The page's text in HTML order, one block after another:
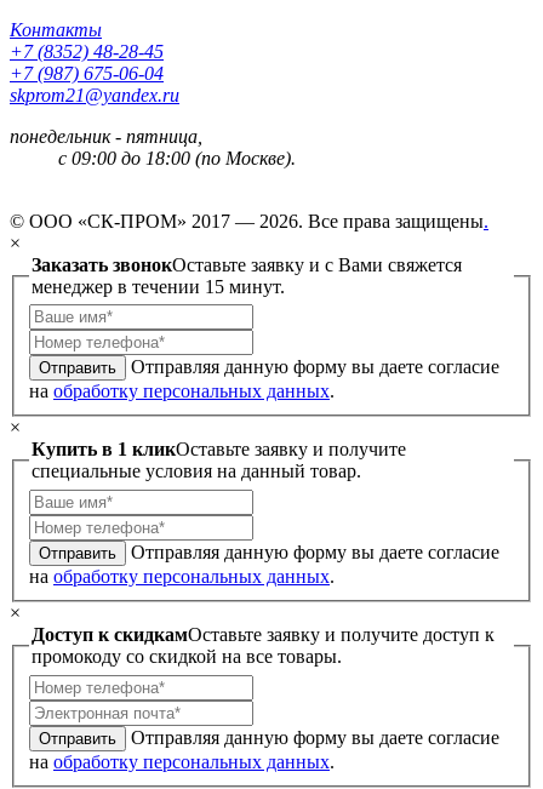
Контакты
+7 (8352) 48-28-45
+7 (987) 675-06-04
skprom21@yandex.ru
понедельник - пятница,
с 09:00 до 18:00 (по Москве).
© ООО «СК-ПРОМ» 2017 — 2026. Все права защищены.
×
Заказать звонокОставьте заявку и с Вами свяжется
менеджер в течении 15 минут.
Отправить
Отправляя данную форму вы даете согласие
на обработку персональных данных.
×
Купить в 1 кликОставьте заявку и получите
специальные условия на данный товар.
Отправить
Отправляя данную форму вы даете согласие
на обработку персональных данных.
×
Доступ к скидкамОставьте заявку и получите доступ к
промокоду со скидкой на все товары.
Отправить
Отправляя данную форму вы даете согласие
на обработку персональных данных.